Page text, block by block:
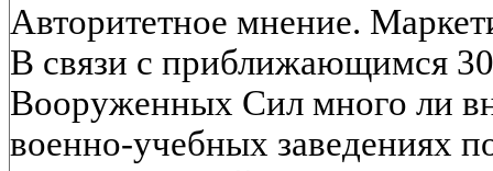
Авторитетное мнение.
В связи с приближающимся
Вооруженных Сил много ли
военно-учебных заведениях